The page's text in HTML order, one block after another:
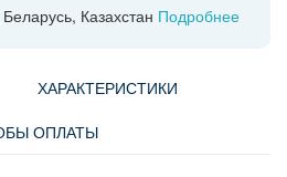
Казахстан Подробнее
ХАРАКТЕРИСТИКИ
ОПЛАТЫ